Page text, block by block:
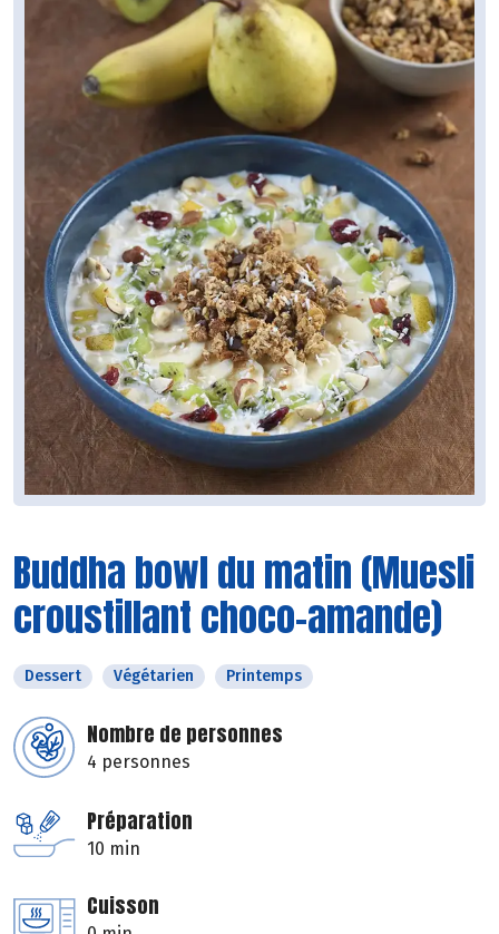
Buddha bowl du matin (Muesli
croustillant choco-amande)
Dessert Végétarien Printemps
Nombre de personnes
4 personnes
Préparation
10 min
Cuisson